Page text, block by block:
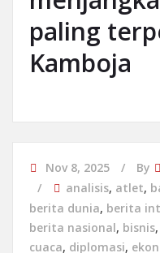
paling
Kamboja
Nov 8, 2025 By
analisis, atlet,
berita dunia, berita
berita nasional, bisnis,
cuaca, diplomasi,